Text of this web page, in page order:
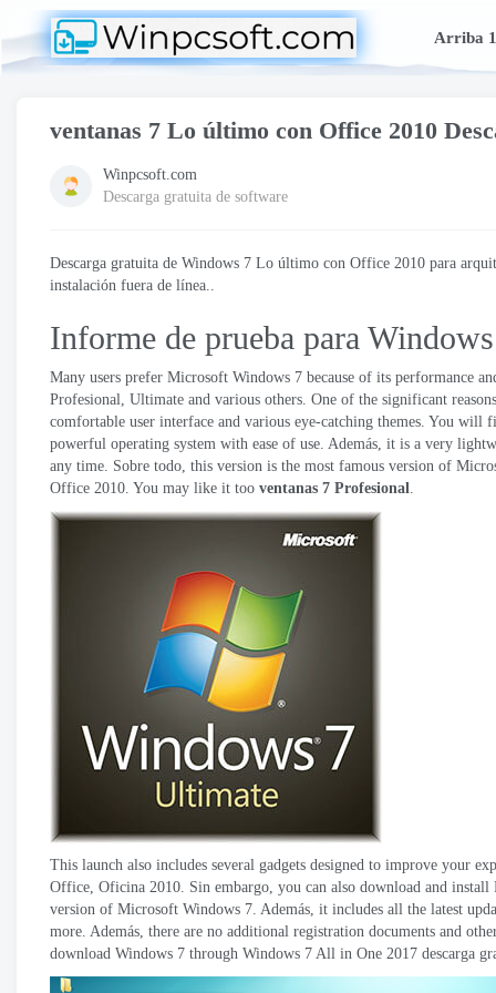
Arriba
ventanas 7 Lo último con Office 2010
Winpcsoft.com
Descarga gratuita de software
Descarga gratuita de Windows 7 Lo último con Office 2010 para
instalación fuera de línea..
Informe de prueba para
Many users prefer Microsoft Windows 7 because of its performance
Profesional, Ultimate and various others. One of the significant
comfortable user interface and various eye-catching themes. You will
powerful operating system with ease of use. Además, it is a very
any time. Sobre todo, this version is the most famous version of
Office 2010. You may like it too ventanas 7 Profesional.
This launch also includes several gadgets designed to improve your
Office, Oficina 2010. Sin embargo, you can also download and
version of Microsoft Windows 7. Además, it includes all the latest
more. Además, there are no additional registration documents and
download Windows 7 through Windows 7 All in One 2017 descarga